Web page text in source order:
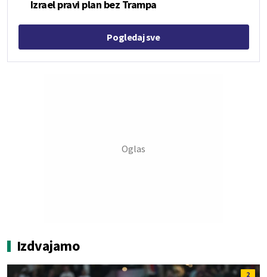
Izrael pravi plan bez Trampa
Pogledaj sve
Izdvajamo
2